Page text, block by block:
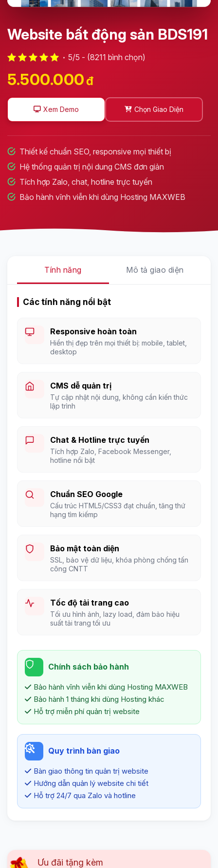
Website bất động sản BDS191
5/5 - (8211 bình chọn)
5.500.000đ
Xem Demo Chọn Giao Diện
Thiết kế chuẩn SEO, responsive mọi thiết bị
Hệ thống quản trị nội dung CMS đơn giản
Tích hợp Zalo, chat, hotline trực tuyến
Bảo hành vĩnh viễn khi dùng Hosting MAXWEB
Tính năng Mô tả giao diện
Các tính năng nổi bật
Responsive hoàn toàn
Hiển thị đẹp trên mọi thiết bị: mobile, tablet,
desktop
CMS dễ quản trị
Tự cập nhật nội dung, không cần kiến thức
lập trình
Chat & Hotline trực tuyến
Tích hợp Zalo, Facebook Messenger,
hotline nổi bật
Chuẩn SEO Google
Cấu trúc HTML5/CSS3 đạt chuẩn, tăng thứ
hạng tìm kiếmp
Bảo mật toàn diện
SSL, bảo vệ dữ liệu, khóa phòng chống tấn
công CNTT
Tốc độ tải trang cao
Tối ưu hình ảnh, lazy load, đảm bảo hiệu
suất tải trang tối ưu
Chính sách bảo hành
Bảo hành vĩnh viễn khi dùng Hosting MAXWEB
Bảo hành 1 tháng khi dùng Hosting khác
Hỗ trợ miễn phí quản trị website
Quy trình bàn giao
Bàn giao thông tin quản trị website
Hướng dẫn quản lý website chi tiết
Hỗ trợ 24/7 qua Zalo và hotline
Ưu đãi tặng kèm